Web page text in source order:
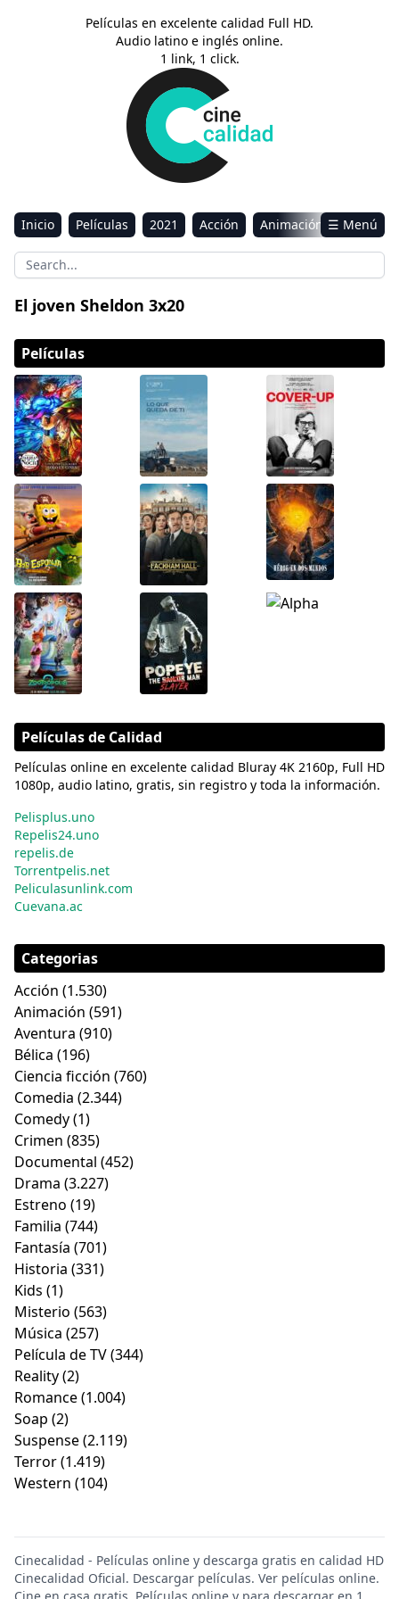
Películas en excelente calidad Full HD.
Audio latino e inglés online.
1 link, 1 click.
Inicio Películas 2021 Acción
Animación
Aventura
Ciencia ficción Comedia
Drama
Sci-Fi & Fantasy
☰ Menú
El joven Sheldon 3x20
Películas
Películas de Calidad
Películas online en excelente calidad Bluray 4K 2160p, Full HD
1080p, audio latino, gratis, sin registro y toda la información.
Pelisplus.uno
Repelis24.uno
repelis.de
Torrentpelis.net
Peliculasunlink.com
Cuevana.ac
Categorias
Acción (1.530)
Animación (591)
Aventura (910)
Bélica (196)
Ciencia ficción (760)
Comedia (2.344)
Comedy(1)
Crimen (835)
Documental (452)
Drama (3.227)
Estreno (19)
Familia (744)
Fantasía (701)
Historia (331)
Kids (1)
Misterio (563)
Música (257)
Película de TV(344)
Reality(2)
Romance(1.004)
Soap (2)
Suspense(2.119)
Terror(1.419)
Western (104)
Cinecalidad - Películas online y descarga gratis en calidad HD
Cinecalidad Oficial. Descargar películas. Ver películas online.